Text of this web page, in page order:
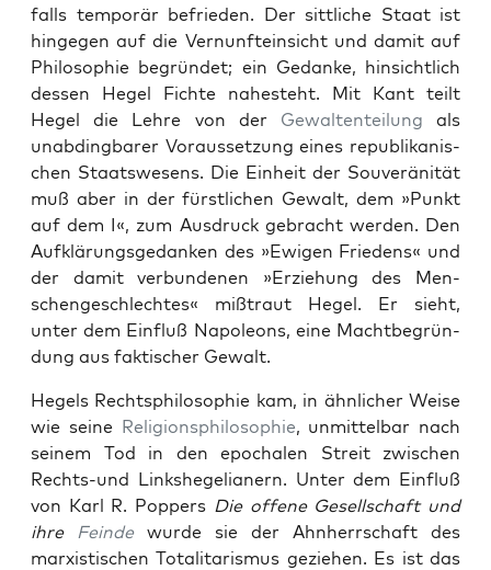
falls tem­porär befrieden. Der sit­tliche Staat ist
hinge­gen auf die Ver­nun­ftein­sicht und damit auf
Philoso­phie begrün­det; ein Gedanke, hin­sichtlich
dessen Hegel Fichte nah­este­ht. Mit Kant teilt
Hegel die Lehre von der Gewal­tenteilung als
unab­d­ing­bar­er Voraus­set­zung eines repub­likanis­
chen Staatswe­sens. Die Ein­heit der Sou­veränität
muß aber in der fürstlichen Gewalt, dem »Punkt
auf dem I«, zum Aus­druck gebracht wer­den. Den
Aufk­lärungs­gedanken des »Ewigen Friedens« und
der damit ver­bun­de­nen »Erziehung des Men­
schengeschlecht­es« miß­traut Hegel. Er sieht,
unter dem Ein­fluß Napoleons, eine Macht­be­grün­
dung aus fak­tis­ch­er Gewalt.
Hegels Recht­sphiloso­phie kam, in ähn­lich­er Weise
wie seine Reli­gion­sphiloso­phie, unmit­tel­bar nach
seinem Tod in den epochalen Stre­it zwis­chen
Rechts-und Linkshegelian­ern. Unter dem Ein­fluß
von Karl R. Pop­pers Die offene Gesellschaft und
ihre Feindewurde sie der Ahn­herrschaft des
marx­is­tis­chen Total­i­taris­mus geziehen. Es ist das